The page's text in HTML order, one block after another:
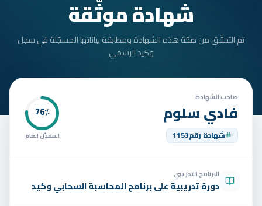
المتدربون
الأمان
تواصل
الوظائف
شهادة موثّقة
تم التحقّق من صحّة هذه الشهادة ومطابقة بياناتها المسجّلة في سجل
وكيد الرسمي
صاحب الشهادة
فادي سلوم
شهادة رقم1153
76٪
المعدّل العام
البرنامج التدريبي
دورة تدريبية على برنامج المحاسبة السحابي وكيد